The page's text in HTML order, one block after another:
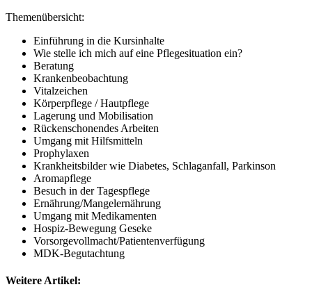
Themenübersicht:
Einführung in die Kursinhalte
Wie stelle ich mich auf eine Pflegesituation ein?
Beratung
Krankenbeobachtung
Vitalzeichen
Körperpflege / Hautpflege
Lagerung und Mobilisation
Rückenschonendes Arbeiten
Umgang mit Hilfsmitteln
Prophylaxen
Krankheitsbilder wie Diabetes, Schlaganfall, Parkinson
Aromapflege
Besuch in der Tagespflege
Ernährung/Mangelernährung
Umgang mit Medikamenten
Hospiz-Bewegung Geseke
Vorsorgevollmacht/Patientenverfügung
MDK-Begutachtung
Weitere Artikel: